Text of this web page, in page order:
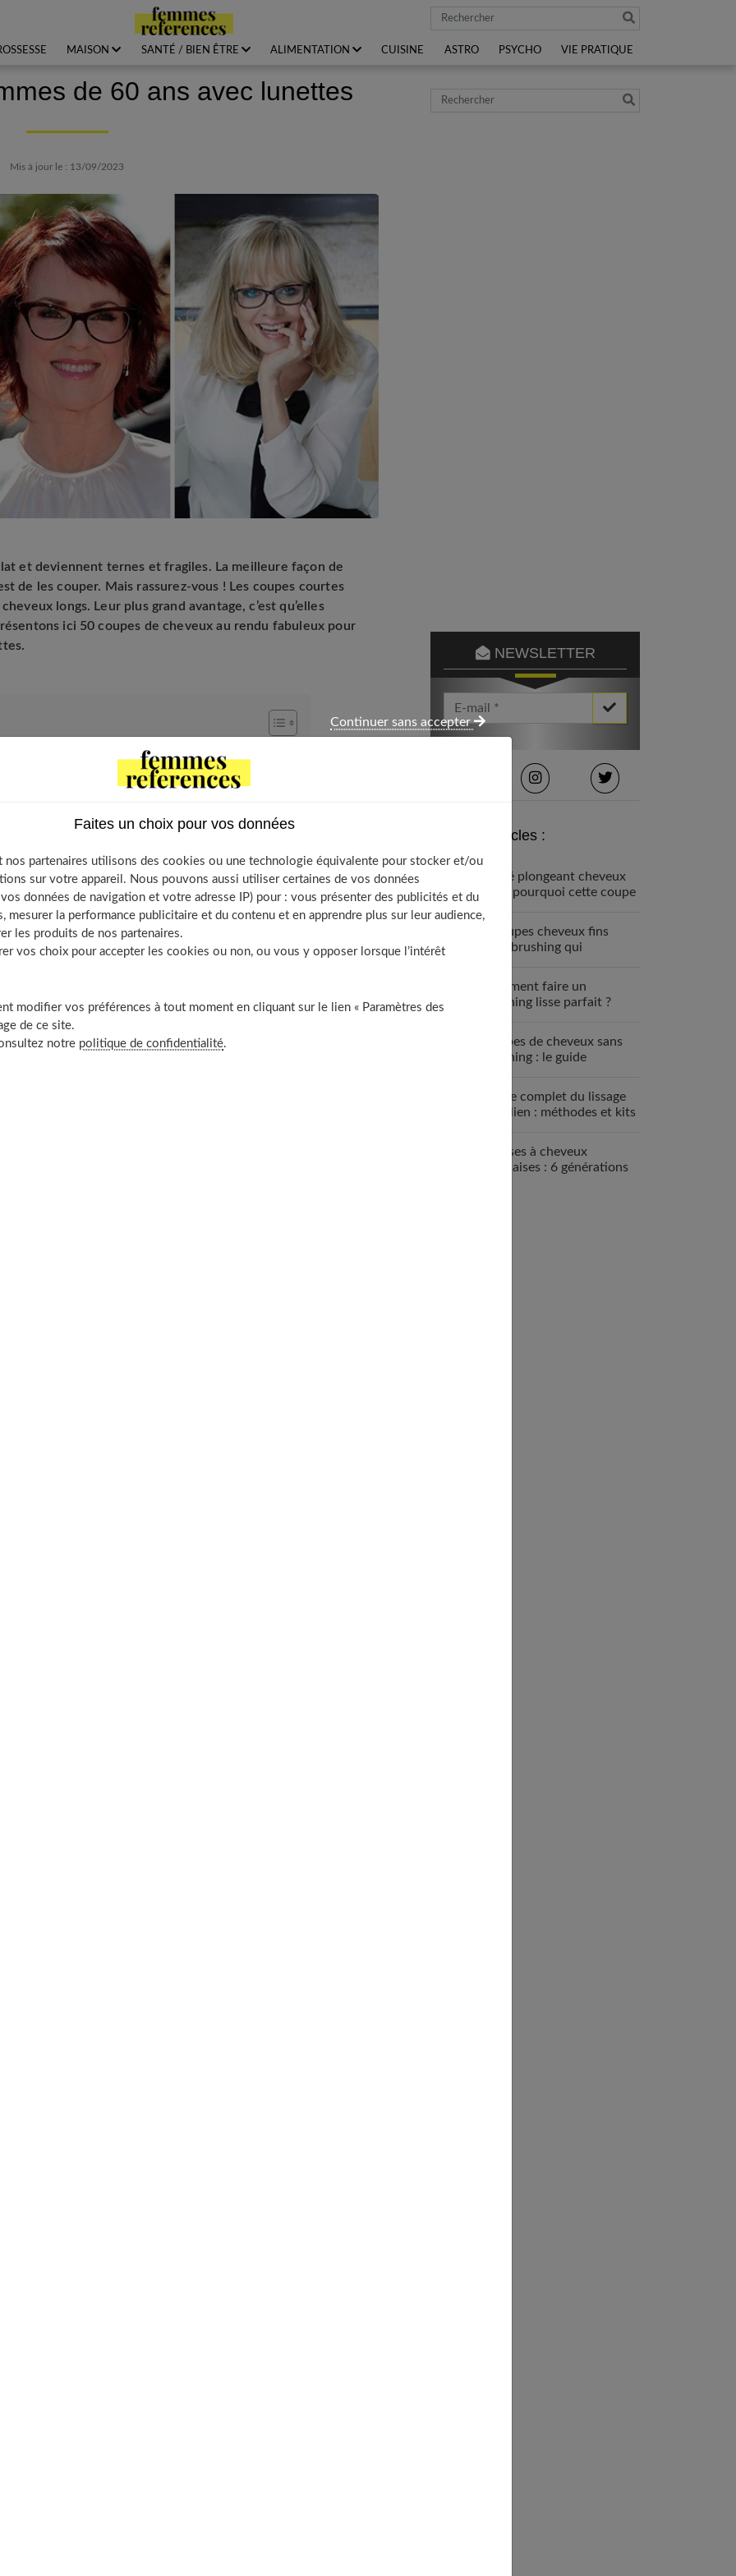
Rechercher
MAISON SANTÉ / BIEN ÊTRE ALIMENTATION CUISINE ASTRO PSYCHO VIE PRATIQUE
de 60 ans avec lunettes
Mis à jour le : 13/09/2023
et deviennent ternes et fragiles. La meilleure façon de
de les couper. Mais rassurez-vous ! Les coupes courtes
longs. Leur plus grand avantage, c’est qu’elles
ici 50 coupes de cheveux au rendu fabuleux pour
pour les femmes de 60 ans avec des lunettes
sur cheveux bruns pour les femmes de 60 ans
pour les femmes de 60 ans avec des lunettes
femmes de 60 ans avec des lunettes
cheveux châtains
chauds pour les femmes de 60 ans avec des lunettes
cheveux blonds chauds
de 60 ans avec des lunettes
cheveux gris
femmes de 60 ans
bruns pour les femmes de 60
bruns pour les femmes de 60
coiffure plus dynamique.
qui s’adapte à tous les styles. Elle est parfaite pour
pour ajouter un brun d’éclat à votre allure.
Rechercher
NEWSLETTER
Votre Email *
Derniers articles :
Carré plongeant cheveux
fins : pourquoi cette coupe
7 coupes cheveux fins
sans brushing qui
Comment faire un
brushing lisse parfait ?
Coupes de cheveux sans
brushing : le guide
Guide complet du lissage
brésilien : méthodes et kits
Brosses à cheveux
françaises : 6 générations
Faites un choix pour vos données
nos partenaires utilisons des cookies ou une technologie équivalente pour stocker et/ou
sur votre appareil. Nous pouvons aussi utiliser certaines de vos données
données de navigation et votre adresse IP) pour : vous présenter des publicités et du
mesurer la performance publicitaire et du contenu et en apprendre plus sur leur audience,
les produits de nos partenaires.
vos choix pour accepter les cookies ou non, ou vous y opposer lorsque l’intérêt
modifier vos préférences à tout moment en cliquant sur le lien « Paramètres des
de ce site.
notre politique de confidentialité.
Continuer sans accepter